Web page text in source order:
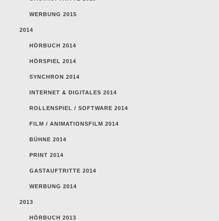
WERBUNG 2015
2014
HÖRBUCH 2014
HÖRSPIEL 2014
SYNCHRON 2014
INTERNET & DIGITALES 2014
ROLLENSPIEL / SOFTWARE 2014
FILM / ANIMATIONSFILM 2014
BÜHNE 2014
PRINT 2014
GASTAUFTRITTE 2014
WERBUNG 2014
2013
HÖRBUCH 2013